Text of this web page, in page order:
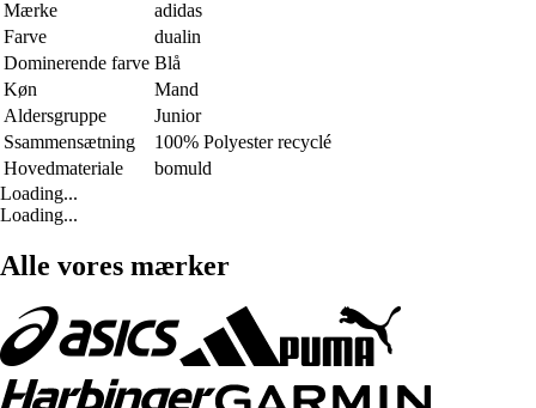
Mærke
adidas
Farve
dualin
Dominerende farve Blå
Køn
Mand
Aldersgruppe
Junior
Ssammensætning
100% Polyester recyclé
Hovedmateriale
bomuld
Loading...
Loading...
Alle vores mærker